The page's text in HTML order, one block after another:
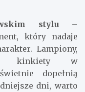
stylu–
który nadaje
Lampiony,
kinkiety w
dopełnią
dni, warto